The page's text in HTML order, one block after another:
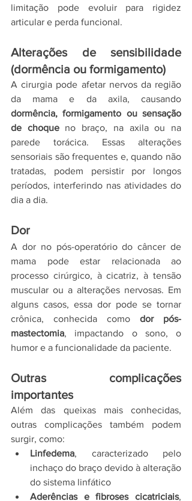
limitação pode evoluir para rigidez
articular e perda funcional.
Alterações de sensibilidade
(dormência ou formigamento)
A cirurgia pode afetar nervos da região
dormência, formigamento ou sensação
de choque no braço, na axila ou na
parede torácica. Essas alterações
sensoriais são frequentes e, quando não
tratadas, podem persistir por longos
períodos, interferindo nas atividades do
dia a dia.
Dor
A dor no pós-operatório do câncer de
mama pode estar relacionada ao
processo cirúrgico, à cicatriz, à tensão
muscular ou a alterações nervosas. Em
alguns casos, essa dor pode se tornar
crônica, conhecida como dor pós-
mastectomia, impactando o sono, o
humor e a funcionalidade da paciente.
Outras complicações
importantes
Além das queixas mais conhecidas,
outras complicações também podem
surgir, como:
Linfedema, caracterizado pelo
inchaço do braço devido à alteração
do sistema linfático
Aderências e fibroses cicatriciais,